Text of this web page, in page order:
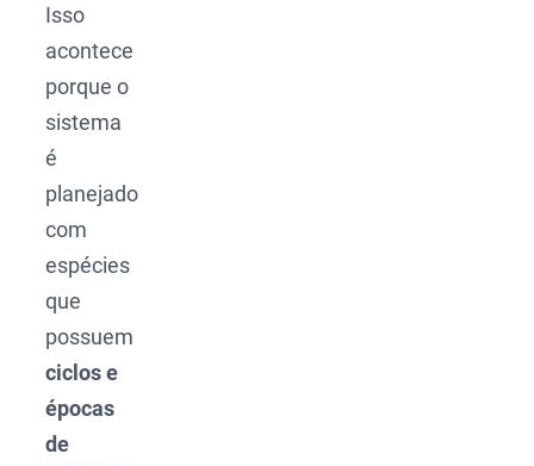
Isso
acontece
porque o
sistema
é
planejado
com
espécies
que
possuem
ciclos e
épocas
de